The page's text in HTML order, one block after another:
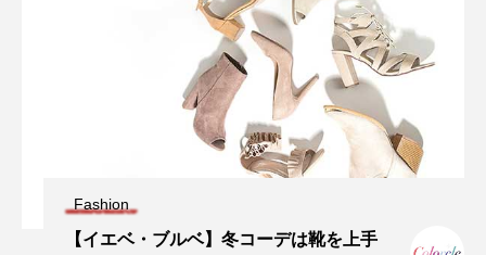
Fashion
【イエベ・ブルベ】冬コーデは靴を上手